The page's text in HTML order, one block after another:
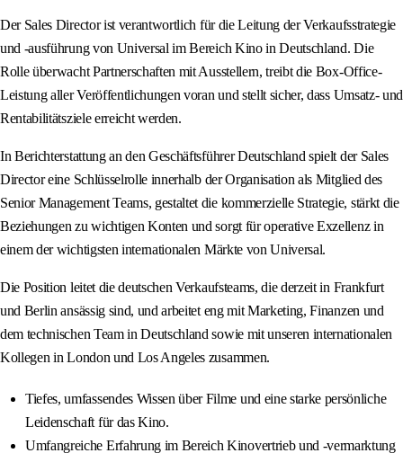
Der Sales Director ist verantwortlich für die Leitung der Verkaufsstrategie
und -ausführung von Universal im Bereich Kino in Deutschland. Die
Rolle überwacht Partnerschaften mit Ausstellern, treibt die Box-Office-
Leistung aller Veröffentlichungen voran und stellt sicher, dass Umsatz- und
Rentabilitätsziele erreicht werden.
In Berichterstattung an den Geschäftsführer Deutschland spielt der Sales
Director eine Schlüsselrolle innerhalb der Organisation als Mitglied des
Senior Management Teams, gestaltet die kommerzielle Strategie, stärkt die
Beziehungen zu wichtigen Konten und sorgt für operative Exzellenz in
einem der wichtigsten internationalen Märkte von Universal.
Die Position leitet die deutschen Verkaufsteams, die derzeit in Frankfurt
und Berlin ansässig sind, und arbeitet eng mit Marketing, Finanzen und
dem technischen Team in Deutschland sowie mit unseren internationalen
Kollegen in London und Los Angeles zusammen.
Tiefes, umfassendes Wissen über Filme und eine starke persönliche
Leidenschaft für das Kino.
Umfangreiche Erfahrung im Bereich Kinovertrieb und -vermarktung